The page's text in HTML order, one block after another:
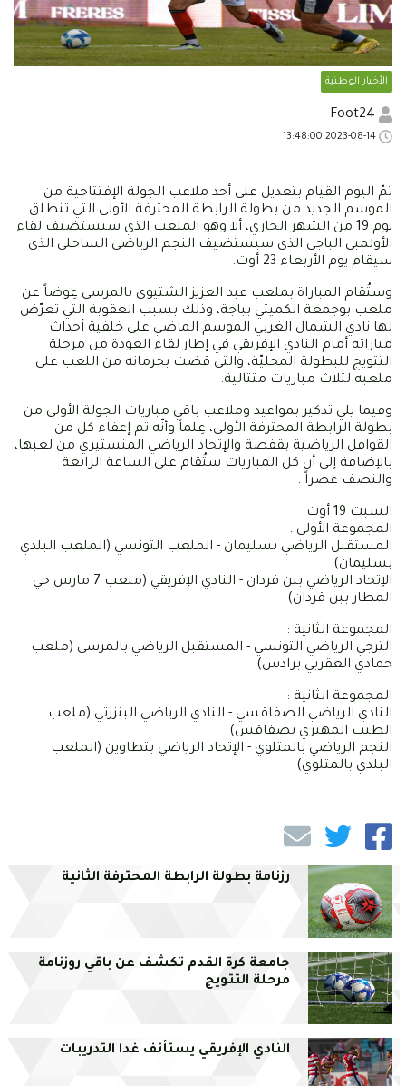
الأخبار الوطنية
تمّ اليوم القيام بتعديل على أحد ملاعب الجولة الإفتتاحية من
الموسم الجديد من بطولة الرابطة المحترفة الأولى التي تنطلق
يوم 19 من الشهر الجاري، ألا وهو الملعب الذي سيستضيف لقاء
الأولمبي الباجي الذي سيستضيف النجم الرياضي الساحلي الذي
سيقام يوم الأربعاء 23 أوت.
وستُقام المباراة بملعب عبد العزيز الشتيوي بالمرسى عِوضاً عن
ملعب بوجمعة الكميتي بباجة، وذلك بسبب العقوبة التي تعرّض
لها نادي الشمال الغربي الموسم الماضي على خلفية أحداث
مباراته أمام النادي الإفريقي في إطار لقاء العودة من مرحلة
التتويج للبطولة المحليّة، والتي قضت بحرمانه من اللعب على
ملعبه لثلاث مباريات متتالية.
وفيما يلي تذكير بمواعيد وملاعب باقي مباريات الجولة الأولى من
بطولة الرابطة المحترفة الأولى، عِلماً وأنّه تم إعفاء كل من
القوافل الرياضية بقفصة والإتحاد الرياضي المنستيري من لعبها،
بالإضافة إلى أن كل المباريات ستُقام على الساعة الرابعة
والنصف عصراً :
السبت 19 أوت
المجموعة الأولى :
المستقبل الرياضي بسليمان - الملعب التونسي (الملعب البلدي
بسليمان)
الإتحاد الرياضي ببن قردان - النادي الإفريقي (ملعب 7 مارس حي
المطار ببن قردان)
المجموعة الثانية :
الترجي الرياضي التونسي - المستقبل الرياضي بالمرسى (ملعب
حمادي العقربي برادس)
المجموعة الثانية :
النادي الرياضي الصفاقسي - النادي الرياضي البنزرتي (ملعب
الطيب المهيري بصفاقس)
النجم الرياضي بالمتلوي - الإتحاد الرياضي بتطاوين (الملعب
البلدي بالمتلوي).
رزنامة بطولة الرابطة المحترفة الثانية
جامعة كرة القدم تكشف عن باقي روزنامة
مرحلة التتويج
النادي الإفريقي يستأنف غدا التدريبات